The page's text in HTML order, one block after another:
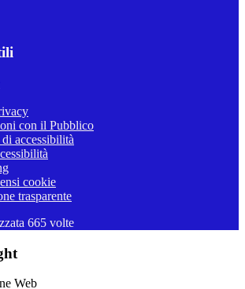
con il Pubblico
accessibilità
cookie
trasparente
665 volte